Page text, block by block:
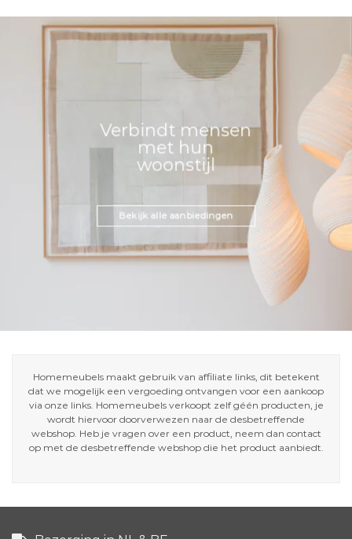
Verbindt mensen
met hun
woonstijl
Bekijk alle aanbiedingen
Homemeubels maakt gebruik van affiliate links, dit betekent
dat we mogelijk een vergoeding ontvangen voor een aankoop
via onze links. Homemeubels verkoopt zelf géén producten, je
wordt hiervoor doorverwezen naar de desbetreffende
webshop. Heb je vragen over een product, neem dan contact
op met de desbetreffende webshop die het product aanbiedt.